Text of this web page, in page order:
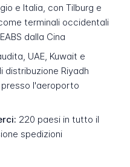
e Italia, con Tilburg e
terminali occidentali
dalla Cina
UAE, Kuwait e
Riyadh
l'aeroporto
220 paesi in tutto il
spedizioni